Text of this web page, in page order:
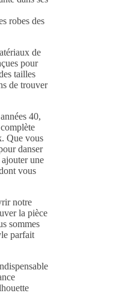
robes des
de
pour
tailles
de trouver
40,
Que vous
danser
une
vous
notre
la pièce
sommes
parfait